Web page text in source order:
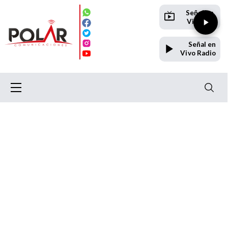
Señal en
Vivo TV
Señal en
Vivo Radio